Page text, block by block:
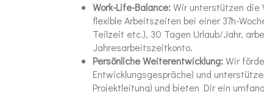
Work-Life-Balance:Wir unterstützen die
flexible Arbeitszeiten bei einer 37h-
Teilzeit etc.), 30 Tagen Urlaub/Jahr,
Jahresarbeitszeitkonto.
Persönliche Weiterentwicklung:Wir
Entwicklungsgespräche) und
Projektleitung) und bieten Dir ein